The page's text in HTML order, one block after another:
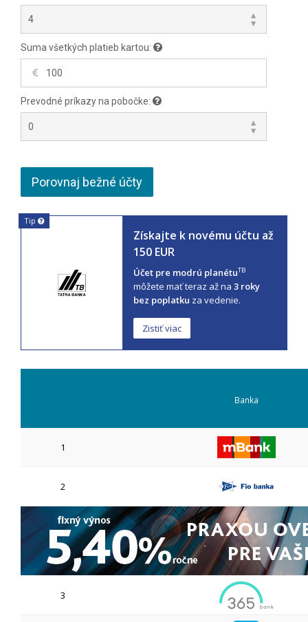
Suma všetkých platieb kartou:
Prevodné príkazy na pobočke:
Porovnaj bežné účty
Tip
Získajte k novému účtu až
150 EUR
Účet pre modrú planétuTB
môžete mať teraz až na3 roky
bez poplatku za vedenie.
Zistiť viac
Banka
1
2
3